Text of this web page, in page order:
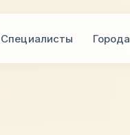
Специалисты Города